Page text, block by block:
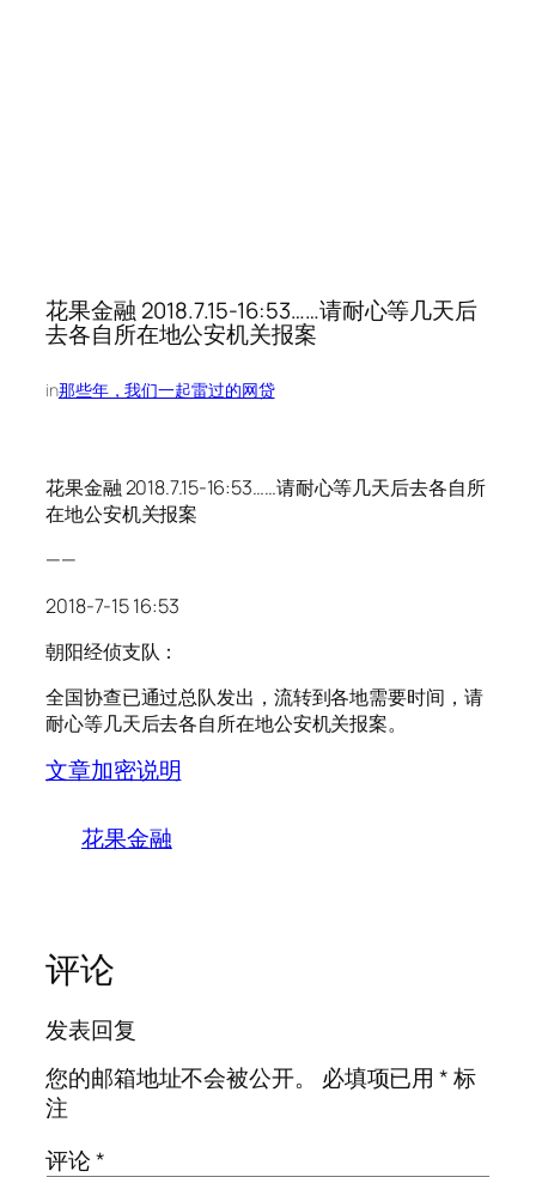
花果金融 2018.7.15-16:53……请耐心等几天后
去各自所在地公安机关报案
in那些年，我们一起雷过的网贷
花果金融 2018.7.15-16:53……请耐心等几天后去各自所
在地公安机关报案
——
2018-7-15 16:53
朝阳经侦支队：
全国协查已通过总队发出，流转到各地需要时间，请
耐心等几天后去各自所在地公安机关报案。
文章加密说明
花果金融
评论
发表回复
您的邮箱地址不会被公开。
必填项已用*标
注
评论*